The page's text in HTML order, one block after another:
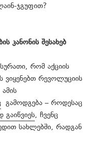
ჯგუფით?
კანონის შესახებ
რომ აქციის
ვიყენებთ რევოლუციის
გამოდგება – როდესაც
, ჩვენც
სახლებში, რადგან